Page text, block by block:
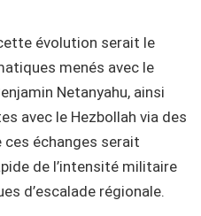
évolution serait le
menés avec le
Netanyahu, ainsi
avec le Hezbollah via des
ces échanges serait
de l’intensité militaire
d’escalade régionale.